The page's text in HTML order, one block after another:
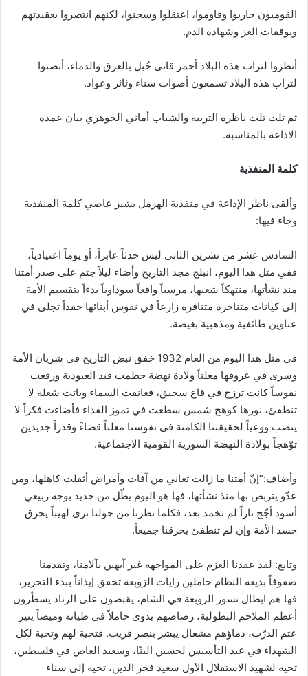
القوميون حاربوا وقاوموا، اعتقلوا وسجنوا، لكنهم انتصروا بعقيدتهم
وبوقفات العز وشهادة الدم.
أنظروا لتراب هذه البلاد أحمر قاني جُبل بالعرق والدماء، أنصتوا
لتراب هذه البلاد تسمعون أصوات سناء وثائر وعواد.
ثم تلت تلت ناظرة التربية والشباب أماني الجوهري بيان عمدة
الاذاعة بالمناسبة.
كلمة المنفذية
وألقى ناظر الإذاعة في منفذية الهرمل بشير عاصي كلمة المنفذية
وجاء فيها:
السادس عشر من تشرين الثاني ليس حدثاً عابراً، أو يوماً اعتيادياً،
ففي مثل هذا اليوم، انبلج مجد التاريخ وأضاء ليلاً جثم على صدر أمتنا
منذ نشأتها، منتهكاً شعبها، مرسياً واقعاً سوداوياً بدءاً بتقسيم الأمة
إلى كيانات متناحرة متنافرة زارعاً في نفوس أبنائها حقداً تجلى في
عناوين طائفية ومذهبية بغيضة.
في مثل هذا اليوم من العام 1932 خفق نبض التاريخ في شريان الأمة
وسرى في عروقها معلناً ولادة نهضة حطمت قيد العبودية ورفعت
نفوساً كانت ترزح في قاع سحيق، فعانقت السماء وباتت شعلة لا
تنطفئ، نورها كوهج شمس سطعت في تموز الفداء فأضاءت فكراً لا
ينضب ووعياً لحقيقتنا الكامنة في نفوسنا معلناً قضاءً وقدراً جديدين
توّهجاً بولادة النهضة السورية القومية الاجتماعية.
وأضاف:”إنّ أمتنا ما زالت تعاني من آفات وأمراض أثقلت كاهلها، ومن
عدّو يتربص بها منذ نشأتها، فها هو اليوم يطّل من جديد بوجه ربيعي
أسود أجّج ناراً لم تخمد بعد، فكلما نظرنا من حولنا نرى لهيباً يحرق
جسد الأمة وإن لم تنطفئ يحرقنا جميعاً.
وتابع: لقد عقدنا العزم على المواجهة غير آبهين بآلامنا، وتقدمنا
صفوفاً بديعة النظام حاملين رايات الزوبعة تخفق إيذاناً ببدء التحرير،
فها هم ابطال نسور الزوبعة في الشام، يقبضون على الزناد يسطّرون
أعظم الملاحم البطولية، رصاصهم يدوي حاملاً في طياته وميضاً ينير
عتم الدرّب، دماؤهم مشعال يبشر بنصر قريب. فتحية لهم وتحية لكل
الشهداء في عيد التأسيس لحسين البنّا، وسعيد العاص في فلسطين،
تحية لشهيد الاستقلال الأول سعيد فخر الدين، تحية إلى سناء